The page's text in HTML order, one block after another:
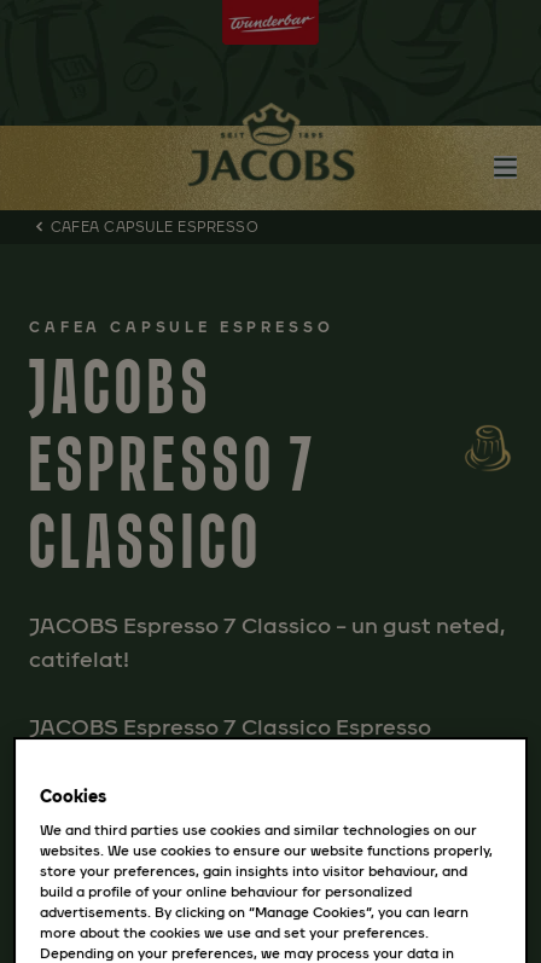
CAFEA CAPSULE ESPRESSO
CAFEA CAPSULE ESPRESSO
JACOBS
ESPRESSO 7
CLASSICO
JACOBS Espresso 7 Classico – un gust neted,
catifelat!
JACOBS Espresso 7 Classico Espresso
boabele Robusta intense. Rezultatul este un
gust neted, catifelat, cu note fructate,
elegante. Capsulele de cafea JACOBS
Espresso 7 Classico sunt nemaipomenite cu
orice ocazie, cu un retrogust plăcut.
Cookies
We and third parties use cookies and similar technologies on our
websites. We use cookies to ensure our website functions properly,
store your preferences, gain insights into visitor behaviour, and
build a profile of your online behaviour for personalized
advertisements. By clicking on “Manage Cookies”, you can learn
more about the cookies we use and set your preferences.
Depending on your preferences, we may process your data in